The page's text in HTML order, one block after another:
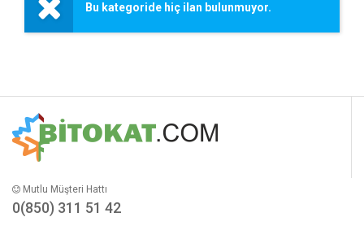
Bu kategoride hiç ilan bulunmuyor.
Mutlu Müşteri Hattı
0(850) 311 51 42